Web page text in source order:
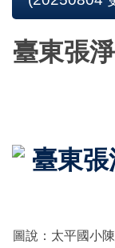
臺東張
圖說：太平國小